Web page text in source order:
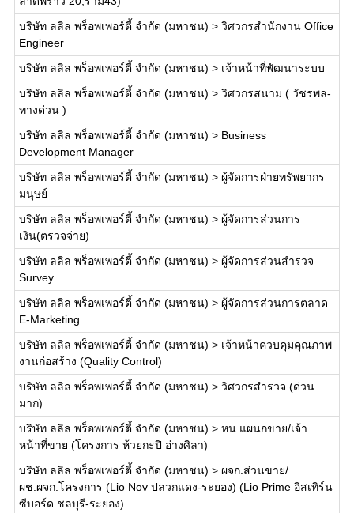
บริษัท ลลิล พร็อพเพอร์ตี้ จำกัด (มหาชน) > วิศวกรสำนักงาน Office
Engineer
บริษัท ลลิล พร็อพเพอร์ตี้ จำกัด (มหาชน) > เจ้าหน้าที่พัฒนาระบบ
บริษัท ลลิล พร็อพเพอร์ตี้ จำกัด (มหาชน) > วิศวกรสนาม ( วัชรพล-
ทางด่วน )
บริษัท ลลิล พร็อพเพอร์ตี้ จำกัด (มหาชน) > Business
Development Manager
บริษัท ลลิล พร็อพเพอร์ตี้ จำกัด (มหาชน) > ผู้จัดการฝ่ายทรัพยากร
มนุษย์
บริษัท ลลิล พร็อพเพอร์ตี้ จำกัด (มหาชน) > ผู้จัดการส่วนการ
เงิน(ตรวจจ่าย)
บริษัท ลลิล พร็อพเพอร์ตี้ จำกัด (มหาชน) > ผู้จัดการส่วนสำรวจ
Survey
บริษัท ลลิล พร็อพเพอร์ตี้ จำกัด (มหาชน) > ผู้จัดการส่วนการตลาด
E-Marketing
บริษัท ลลิล พร็อพเพอร์ตี้ จำกัด (มหาชน) > เจ้าหน้าควบคุมคุณภาพ
งานก่อสร้าง (Quality Control)
บริษัท ลลิล พร็อพเพอร์ตี้ จำกัด (มหาชน) > วิศวกรสำรวจ (ด่วน
มาก)
บริษัท ลลิล พร็อพเพอร์ตี้ จำกัด (มหาชน) > หน.แผนกขาย/เจ้า
หน้าที่ขาย (โครงการ ห้วยกะปิ อ่างศิลา)
บริษัท ลลิล พร็อพเพอร์ตี้ จำกัด (มหาชน) > ผจก.ส่วนขาย/
ผช.ผจก.โครงการ (Lio Nov ปลวกแดง-ระยอง) (Lio Prime อิสเทิร์น
ซีบอร์ด ชลบุรี-ระยอง)